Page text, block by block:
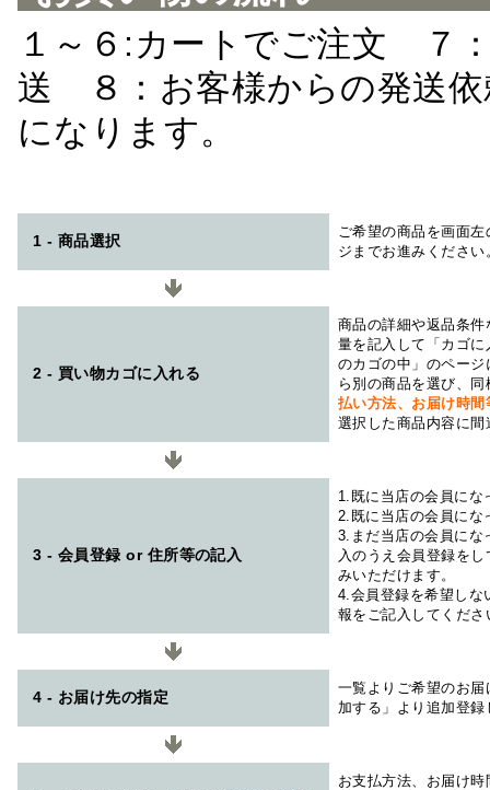
１～６:カートでご注文 ７
送 ８：お客様からの発送
になります。
1 - 商品選択
ご希望の商品を画面
ジまでお進みください
2 - 買い物カゴに入れる
商品の詳細や返品条
量を記入して「カゴ
のカゴの中」のペー
ら別の商品を選び、
払い方法、お届け時
選択した商品内容に
3 - 会員登録 or 住所等の記入
1.既に当店の会員にな
2.既に当店の会員にな
3.まだ当店の会員にな
入のうえ会員登録を
みいただけます。
4.会員登録を希望しな
報をご記入してくださ
4 - お届け先の指定
一覧よりご希望のお
加する」より追加登
お支払方法、お届け